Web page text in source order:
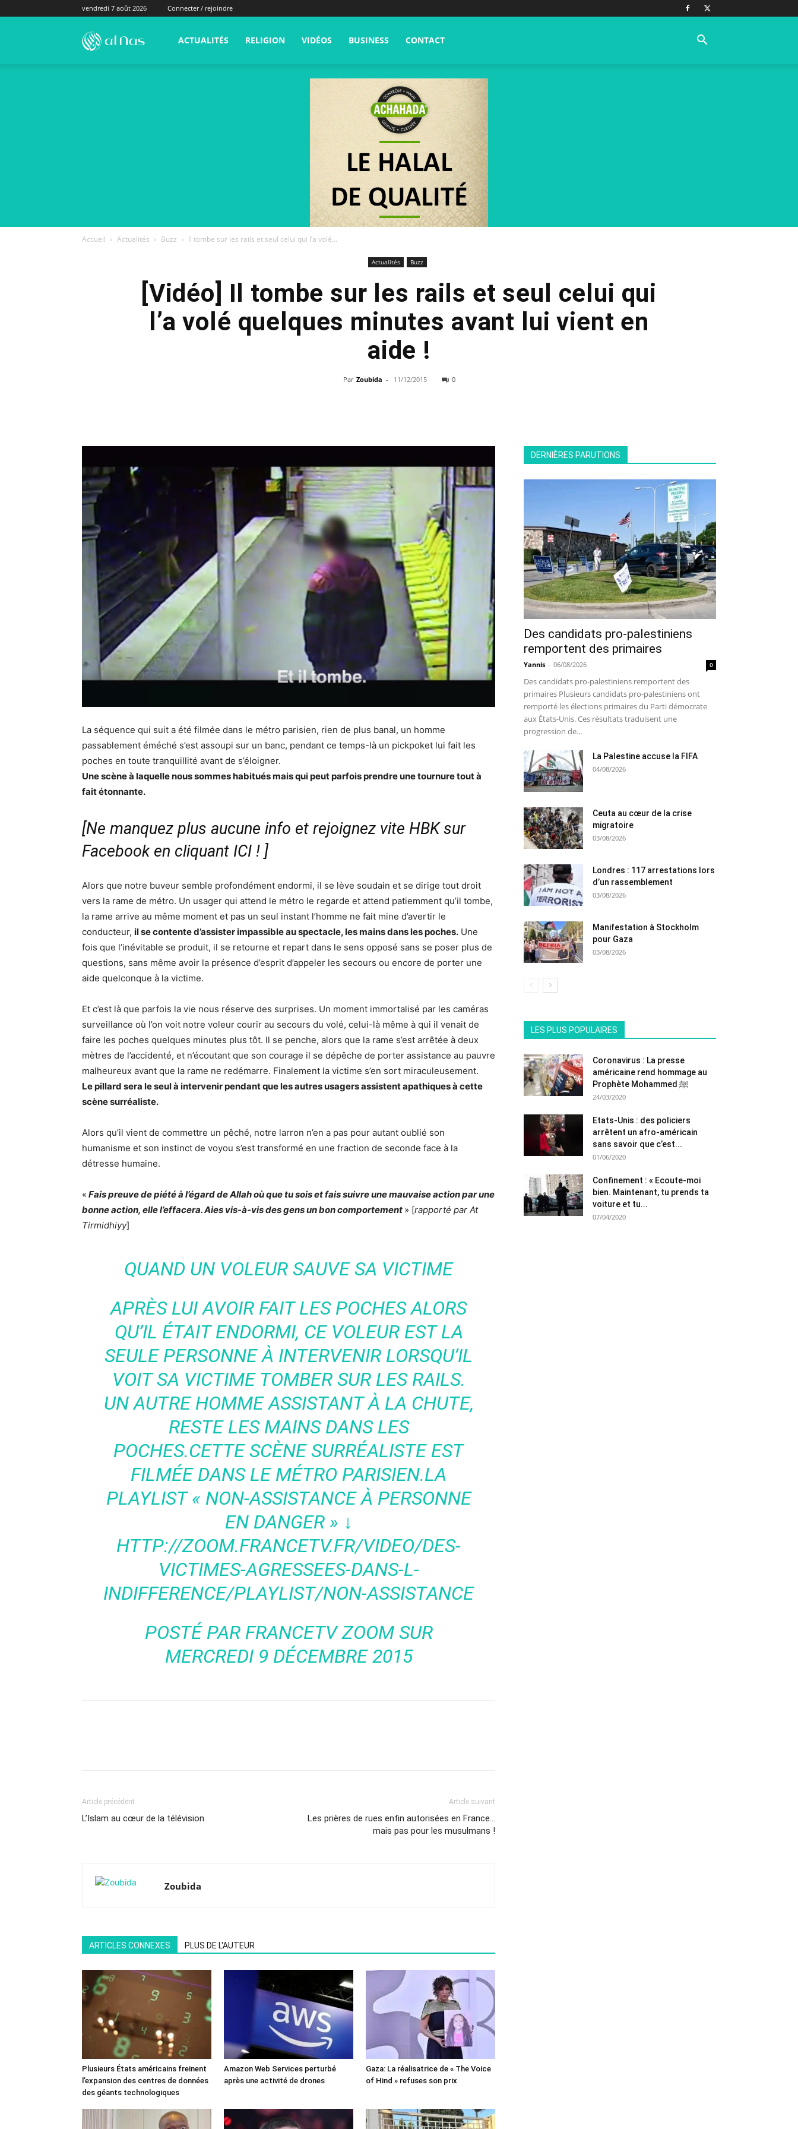
vendredi 7 août 2026 Connecter / rejoindre
alNas.fr ACTUALITÉS RELIGION VIDÉOS BUSINESS CONTACT
Accueil Actualités Buzz Il tombe sur les rails et seul celui qui l’a volé...
Actualités Buzz
[Vidéo] Il tombe sur les rails et seul celui qui
l’a volé quelques minutes avant lui vient en
aide !
Par Zoubida - 11/12/2015 0
La séquence qui suit a été filmée dans le métro parisien, rien de plus banal, un homme
passablement éméché s’est assoupi sur un banc, pendant ce temps-là un pickpoket lui fait les
poches en toute tranquillité avant de s’éloigner.
Une scène à laquelle nous sommes habitués mais qui peut parfois prendre une tournure tout à
fait étonnante.
[Ne manquez plus aucune info et rejoignez vite HBK sur
Facebook en cliquant ICI ! ]
Alors que notre buveur semble profondément endormi, il se lève soudain et se dirige tout droit
vers la rame de métro. Un usager qui attend le métro le regarde et attend patiemment qu’il tombe,
la rame arrive au même moment et pas un seul instant l’homme ne fait mine d’avertir le
conducteur, il se contente d’assister impassible au spectacle, les mains dans les poches. Une
fois que l’inévitable se produit, il se retourne et repart dans le sens opposé sans se poser plus de
questions, sans même avoir la présence d’esprit d’appeler les secours ou encore de porter une
aide quelconque à la victime.
Et c’est là que parfois la vie nous réserve des surprises. Un moment immortalisé par les caméras
surveillance où l’on voit notre voleur courir au secours du volé, celui-là même à qui il venait de
faire les poches quelques minutes plus tôt. Il se penche, alors que la rame s’est arrêtée à deux
mètres de l’accidenté, et n’écoutant que son courage il se dépêche de porter assistance au pauvre
malheureux avant que la rame ne redémarre. Finalement la victime s’en sort miraculeusement.
Le pillard sera le seul à intervenir pendant que les autres usagers assistent apathiques à cette
scène surréaliste.
Alors qu’il vient de commettre un pêché, notre larron n’en a pas pour autant oublié son
humanisme et son instinct de voyou s’est transformé en une fraction de seconde face à la
détresse humaine.
« Fais preuve de piété à l’égard de Allah où que tu sois et fais suivre une mauvaise action par une
bonne action, elle l’effacera. Aies vis-à-vis des gens un bon comportement » [rapporté par At
Tirmidhiyy]
QUAND UN VOLEUR SAUVE SA VICTIME
APRÈS LUI AVOIR FAIT LES POCHES ALORS
QU’IL ÉTAIT ENDORMI, CE VOLEUR EST LA
SEULE PERSONNE À INTERVENIR LORSQU’IL
VOIT SA VICTIME TOMBER SUR LES RAILS.
UN AUTRE HOMME ASSISTANT À LA CHUTE,
RESTE LES MAINS DANS LES
POCHES.CETTE SCÈNE SURRÉALISTE EST
FILMÉE DANS LE MÉTRO PARISIEN.LA
PLAYLIST « NON-ASSISTANCE À PERSONNE
EN DANGER » ↓
HTTP://ZOOM.FRANCETV.FR/VIDEO/DES-
VICTIMES-AGRESSEES-DANS-L-
INDIFFERENCE/PLAYLIST/NON-ASSISTANCE
POSTÉ PAR FRANCETV ZOOMSUR
MERCREDI 9 DÉCEMBRE 2015
Article précédent
L’Islam au cœur de la télévision
Article suivant
Les prières de rues enfin autorisées en France…
mais pas pour les musulmans !
Zoubida
ARTICLES CONNEXES PLUS DE L'AUTEUR
Plusieurs États américains freinent
l’expansion des centres de données
des géants technologiques
Amazon Web Services perturbé
après une activité de drones
Gaza: La réalisatrice de « The Voice
of Hind » refuses son prix
DERNIÈRES PARUTIONS
Des candidats pro-palestiniens
remportent des primaires
Yannis - 06/08/2026 0
Des candidats pro-palestiniens remportent des
primaires Plusieurs candidats pro-palestiniens ont
remporté les élections primaires du Parti démocrate
aux États-Unis. Ces résultats traduisent une
progression de...
La Palestine accuse la FIFA
04/08/2026
Ceuta au cœur de la crise
migratoire
03/08/2026
Londres : 117 arrestations lors
d’un rassemblement
03/08/2026
Manifestation à Stockholm
pour Gaza
03/08/2026
LES PLUS POPULAIRES
Coronavirus : La presse
américaine rend hommage au
Prophète Mohammed ﷺ
24/03/2020
Etats-Unis : des policiers
arrêtent un afro-américain
sans savoir que c’est...
01/06/2020
Confinement : « Ecoute-moi
bien. Maintenant, tu prends ta
voiture et tu...
07/04/2020